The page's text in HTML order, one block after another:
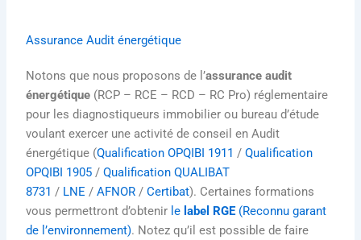
Assurance Audit énergétique
Notons que nous proposons de l’assurance audit
énergétique (RCP – RCE – RCD – RC Pro) réglementaire
pour les diagnostiqueurs immobilier ou bureau d’étude
voulant exercer une activité de conseil en Audit
énergétique (Qualification OPQIBI 1911 /Qualification
OPQIBI 1905 /Qualification QUALIBAT
8731 / LNE /AFNOR /Certibat). Certaines formations
vous permettront d’obtenir le label RGE(Reconnu garant
de l’environnement). Notez qu’il est possible de faire